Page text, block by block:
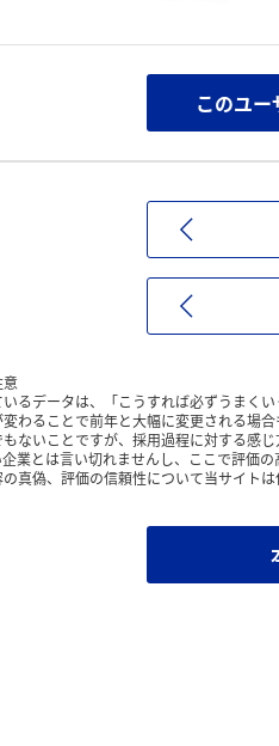
このユ
るデータは、「こうすれば必ずうまく
わることで前年と大幅に変更される場合
ないことですが、採用過程に対する感
業とは言い切れませんし、ここで評価
真偽、評価の信頼性について当サイト